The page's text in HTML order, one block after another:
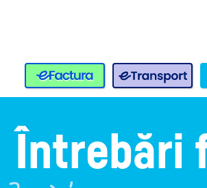
e-Factura e-Transport
Întrebări